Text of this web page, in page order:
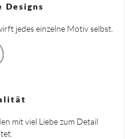
Designs
jedes einzelne Motiv selbst.
mit viel Liebe zum Detail